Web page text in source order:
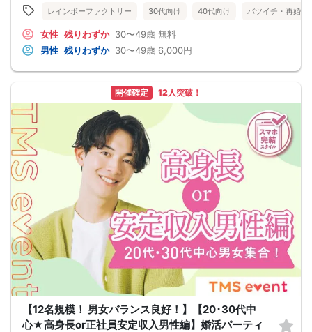
＜よくある質問＞
A：皆様カジュアルな服装でご参加されています。
Q：参加費の支払い方法は？
A：当日に受付にてお支払いいただきます。（参加費は現金払いのみです）
A：本人確認のため、身分証をご持参ください。
ご予約完了後に「イベントガイド」「お問い合わせ窓口」などの詳細情報をメー
ルでお送りします。必ずレインボーファクトリーのメールアドレスを受信許可設
定してください。（お申し込み後、オミカレから届くメールにレインボーファク
トリーのメールアドレスが記載されています。）
・本人様確認について
受付にて公的な本人確認書類（免許証、保険証など）をご提示いただきますの
で、ご予約時は必ず本名をご入力ください。
・遅刻について
遅刻は他の参加者様のご迷惑となるため、厳禁です。お時間に余裕を持ってお越
しください。
・中止判断タイミング・中止連絡
最少催行人数に満たない場合など、ご予約状況により、開催を中止する場合がご
ざいます。その場合、開催時刻の最大90分前までにご連絡いたします。※ただし、
90分前を切って急なご予約のキャンセルや天災等が発生した場合はこの限りでは
ありません。開催中止となった場合のご連絡は、ご登録のメールアドレスへお送
りいたします。
・男女比について
男女差が2名以内程度になるよう人数調整を行っておりますが、ご予約のキャンセ
ル等によりバランスが崩れる場合がございます。バランスが崩れたことによる返
金等は一切ございませんので予めご了承ください。
・人数について
最少催行人数：ご予約人数4名以上
レインボーファクトリー 30代向け 40代向け バツイチ・再婚
女性 残りわずか 30〜49歳 無料
男性 残りわずか 30〜49歳 6,000円
開催確定 12人突破！
【12名規模！ 男女バランス良好！】【20･30代中
心★高身長or正社員安定収入男性編】婚活パーティ